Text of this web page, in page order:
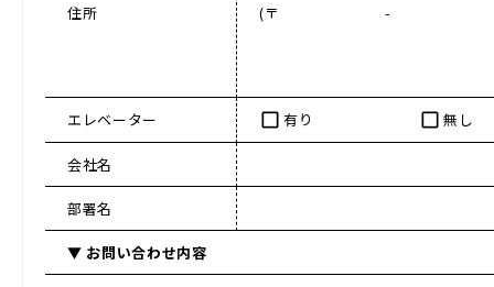
住所 (〒 -
エレベーター check_box_outline_blank 有り check_box_outline_blank 無し
会社名
部署名
▼ お問い合わせ内容